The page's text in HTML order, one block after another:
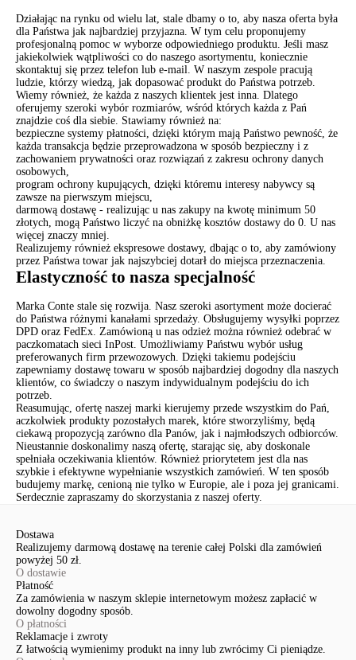
Działając na rynku od wielu lat, stale dbamy o to, aby nasza oferta była
dla Państwa jak najbardziej przyjazna. W tym celu proponujemy
profesjonalną pomoc w wyborze odpowiedniego produktu. Jeśli masz
jakiekolwiek wątpliwości co do naszego asortymentu, koniecznie
skontaktuj się przez telefon lub e-mail. W naszym zespole pracują
ludzie, którzy wiedzą, jak dopasować produkt do Państwa potrzeb.
Wiemy również, że każda z naszych klientek jest inna. Dlatego
oferujemy szeroki wybór rozmiarów, wśród których każda z Pań
znajdzie coś dla siebie. Stawiamy również na:
bezpieczne systemy płatności, dzięki którym mają Państwo pewność, że
każda transakcja będzie przeprowadzona w sposób bezpieczny i z
zachowaniem prywatności oraz rozwiązań z zakresu ochrony danych
osobowych,
program ochrony kupujących, dzięki któremu interesy nabywcy są
zawsze na pierwszym miejscu,
darmową dostawę - realizując u nas zakupy na kwotę minimum 50
złotych, mogą Państwo liczyć na obniżkę kosztów dostawy do 0. U nas
więcej znaczy mniej.
Realizujemy również ekspresowe dostawy, dbając o to, aby zamówiony
przez Państwa towar jak najszybciej dotarł do miejsca przeznaczenia.
Elastyczność to nasza specjalność
Marka Conte stale się rozwija. Nasz szeroki asortyment może docierać
do Państwa różnymi kanałami sprzedaży. Obsługujemy wysyłki poprzez
DPD oraz FedEx. Zamówioną u nas odzież można również odebrać w
paczkomatach sieci InPost. Umożliwiamy Państwu wybór usług
preferowanych firm przewozowych. Dzięki takiemu podejściu
zapewniamy dostawę towaru w sposób najbardziej dogodny dla naszych
klientów, co świadczy o naszym indywidualnym podejściu do ich
potrzeb.
Reasumując, ofertę naszej marki kierujemy przede wszystkim do Pań,
aczkolwiek produkty pozostałych marek, które stworzyliśmy, będą
ciekawą propozycją zarówno dla Panów, jak i najmłodszych odbiorców.
Nieustannie doskonalimy naszą ofertę, starając się, aby doskonale
spełniała oczekiwania klientów. Również priorytetem jest dla nas
szybkie i efektywne wypełnianie wszystkich zamówień. W ten sposób
budujemy markę, cenioną nie tylko w Europie, ale i poza jej granicami.
Serdecznie zapraszamy do skorzystania z naszej oferty.
Dostawa
Realizujemy darmową dostawę na terenie całej Polski dla zamówień
powyżej 50 zł.
O dostawie
Płatność
Za zamówienia w naszym sklepie internetowym możesz zapłacić w
dowolny dogodny sposób.
O płatności
Reklamacje i zwroty
Z łatwością wymienimy produkt na inny lub zwrócimy Ci pieniądze.